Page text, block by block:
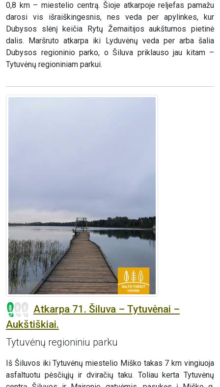
0,8 km – miestelio centrą. Šioje atkarpoje reljefas pamažu
darosi vis išraiškingesnis, nes veda per apylinkes, kur
Dubysos slėnį keičia Rytų Žemaitijos aukštumos pietinė
dalis. Maršruto atkarpa iki Lyduvėnų veda per arba šalia
Dubysos regioninio parko, o Šiluva priklauso jau kitam –
Tytuvėnų regioniniam parkui.
Atkarpa 71. Šiluva – Tytuvėnai –
Aukštiškiai.
Tytuvėnų regioniniu parku
Iš Šiluvos iki Tytuvėnų miestelio Miško takas 7 km vingiuoja
asfaltuotu pėsčiųjų ir dviračių taku. Toliau kerta Tytuvėnų